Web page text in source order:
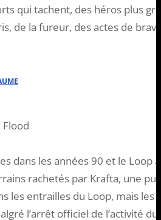
qui tachent, des héros plus
de la fureur, des actes de
dans les années 90 et le Loop
rachetés par Krafta, une
les entrailles du Loop, mais
l’arrêt officiel de l’activité